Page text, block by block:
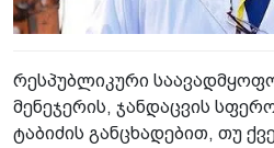
რესპუბლიკური
მენეჯერის, ჯანდაცვის
ტაბიძის განცხადებით, თუ